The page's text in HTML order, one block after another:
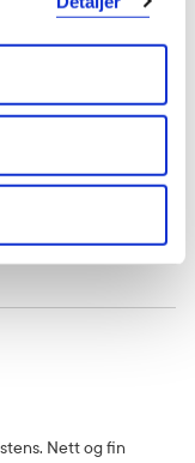
familien bruker 👌
Nett og fin